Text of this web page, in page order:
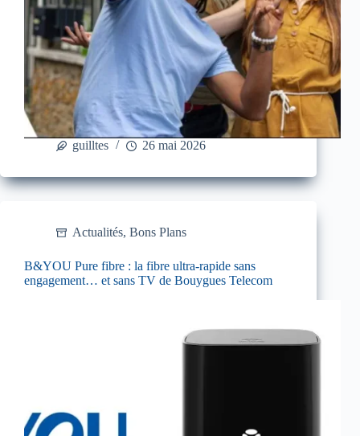
guilltes 26 mai 2026
Actualités, Bons Plans
B&YOU Pure fibre : la fibre ultra-rapide sans
engagement… et sans TV de Bouygues Telecom